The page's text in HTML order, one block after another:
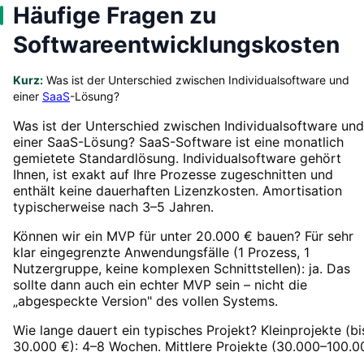
Häufige Fragen zu
Softwareentwicklungskosten
Kurz: Was ist der Unterschied zwischen Individualsoftware und
einer SaaS-Lösung?
Was ist der Unterschied zwischen Individualsoftware und
einer SaaS-Lösung? SaaS-Software ist eine monatlich
gemietete Standardlösung. Individualsoftware gehört
Ihnen, ist exakt auf Ihre Prozesse zugeschnitten und
enthält keine dauerhaften Lizenzkosten. Amortisation
typischerweise nach 3–5 Jahren.
Können wir ein MVP für unter 20.000 € bauen? Für sehr
klar eingegrenzte Anwendungsfälle (1 Prozess, 1
Nutzergruppe, keine komplexen Schnittstellen): ja. Das
sollte dann auch ein echter MVP sein – nicht die
„abgespeckte Version" des vollen Systems.
Wie lange dauert ein typisches Projekt? Kleinprojekte
30.000 €): 4–8 Wochen. Mittlere Projekte